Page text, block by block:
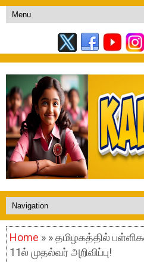
Home » » தமிழகத்தில்
11ல் முதல்வர் அறிவிப்பு!